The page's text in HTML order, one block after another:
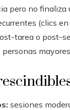
pero no finaliza
(clics
tarea o post-
sesiones